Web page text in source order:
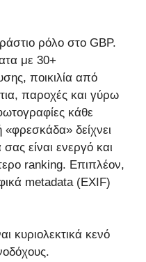
ρόλο στο GBP.
με 30+
ποικιλία από
παροχές και γύρω
κάθε
δείχνει
είναι ενεργό και
ranking. Επιπλέον,
metadata (EXIF)
κυριολεκτικά κενό